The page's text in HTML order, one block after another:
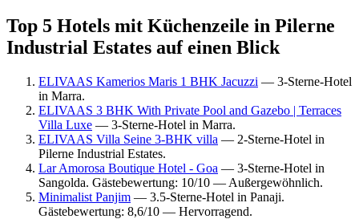
Top 5 Hotels mit Küchenzeile in Pilerne
Industrial Estates auf einen Blick
ELIVAAS Kamerios Maris 1 BHK Jacuzzi — 3-Sterne-Hotel
in Marra.
ELIVAAS 3 BHK With Private Pool and Gazebo | Terraces
Villa Luxe — 3-Sterne-Hotel in Marra.
ELIVAAS Villa Seine 3-BHK villa — 2-Sterne-Hotel in
Pilerne Industrial Estates.
Lar Amorosa Boutique Hotel - Goa — 3-Sterne-Hotel in
Sangolda. Gästebewertung: 10/10 — Außergewöhnlich.
Minimalist Panjim — 3.5-Sterne-Hotel in Panaji.
Gästebewertung: 8,6/10 — Hervorragend.